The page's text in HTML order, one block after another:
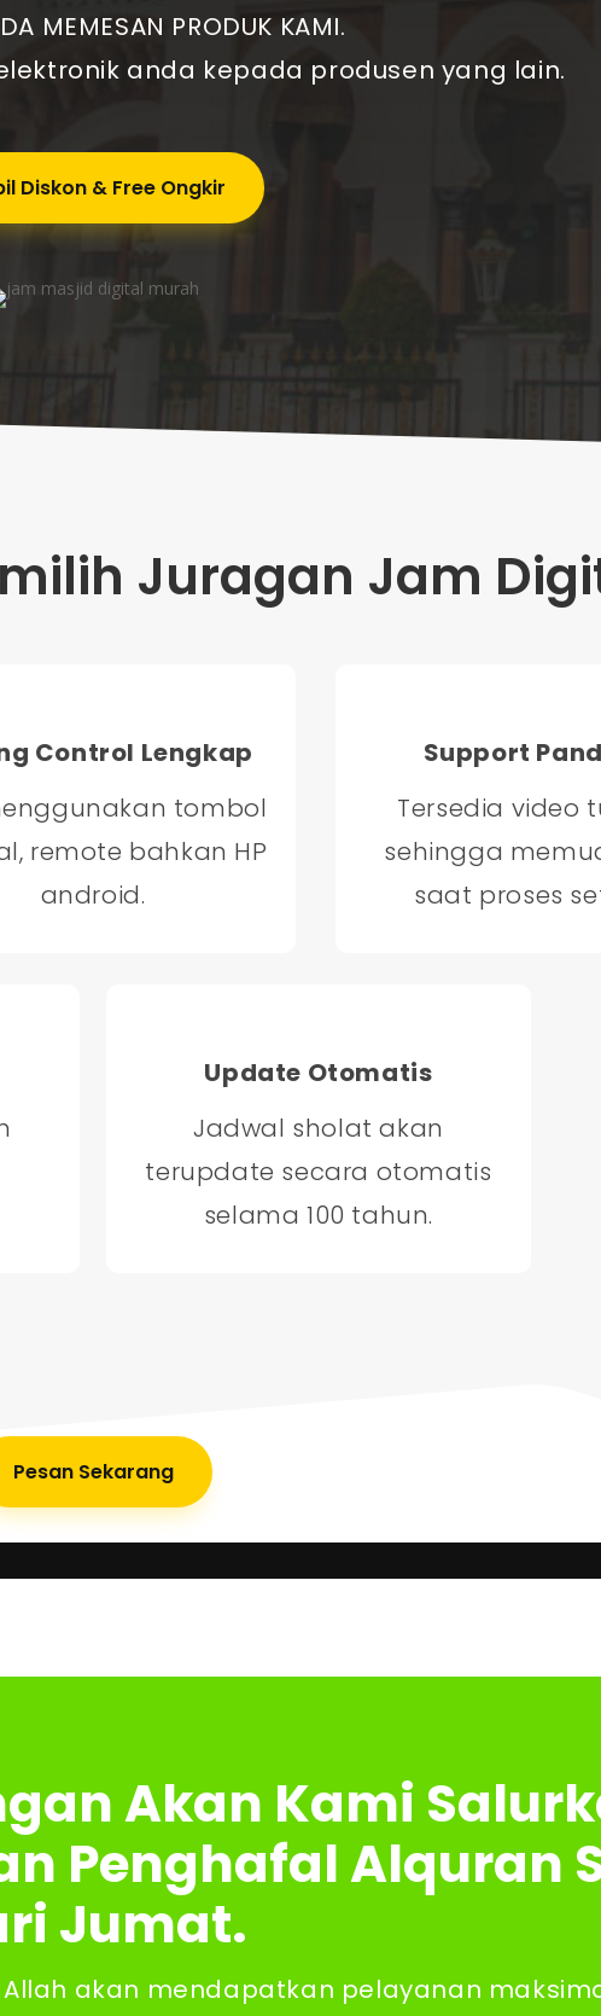
MEMESAN PRODUK KAMI.
anda kepada produsen yang lain.
Diskon & Free Ongkir
Juragan Jam
Control Lengkap
tombol
remote bahkan HP
android.
Support
Tersedia video
sehingga
saat proses
Update Otomatis
Jadwal sholat akan
terupdate secara otomatis
selama 100 tahun.
Pesan Sekarang
Akan Kami
Penghafal Alquran
Jumat.
akan mendapatkan pelayanan